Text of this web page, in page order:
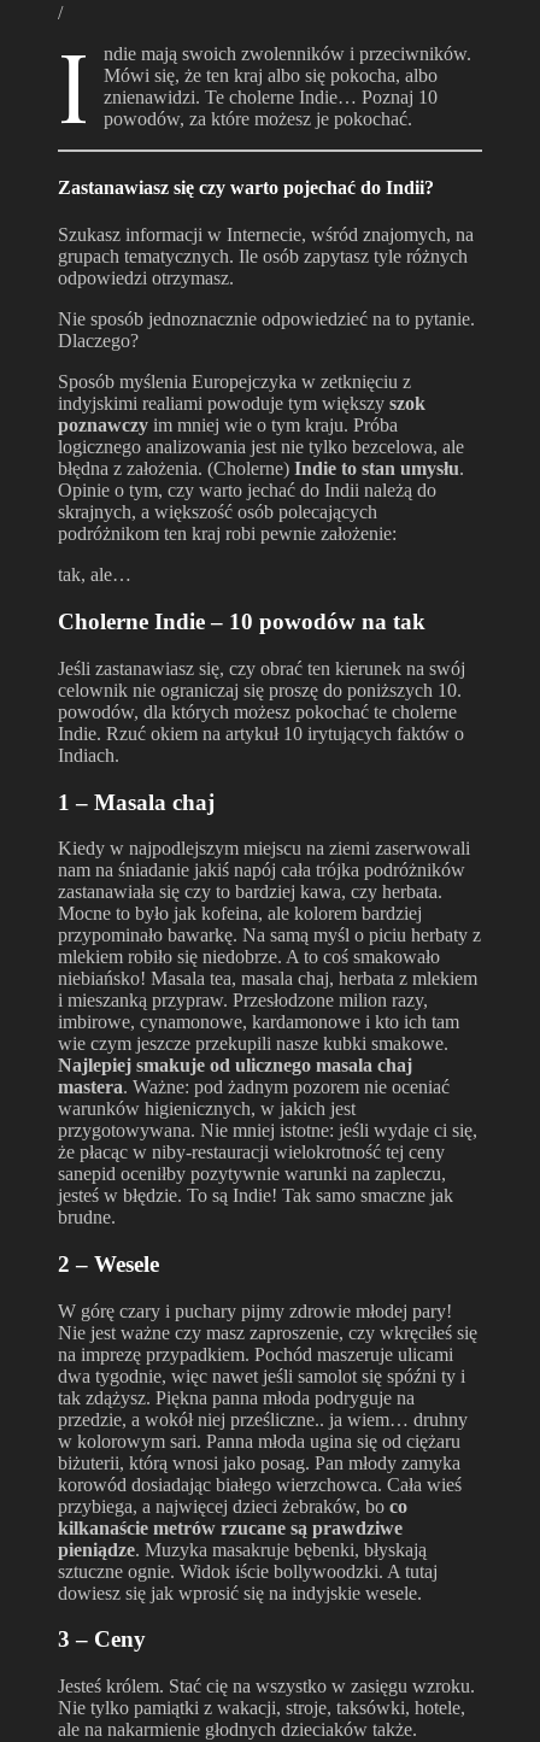
/
I
ndie mają swoich zwolenników i przeciwników.
Mówi się, że ten kraj albo się pokocha, albo
znienawidzi. Te cholerne Indie… Poznaj 10
powodów, za które możesz je pokochać.
Zastanawiasz się czy warto pojechać do Indii?
Szukasz informacji w Internecie, wśród znajomych, na
grupach tematycznych. Ile osób zapytasz tyle różnych
odpowiedzi otrzymasz.
Nie sposób jednoznacznie odpowiedzieć na to pytanie.
Dlaczego?
Sposób myślenia Europejczyka w zetknięciu z
indyjskimi realiami powoduje tym większy szok
poznawczy im mniej wie o tym kraju. Próba
logicznego analizowania jest nie tylko bezcelowa, ale
błędna z założenia. (Cholerne) Indie to stan umysłu.
Opinie o tym, czy warto jechać do Indii należą do
skrajnych, a większość osób polecających
podróżnikom ten kraj robi pewnie założenie:
tak, ale…
Cholerne Indie – 10 powodów na tak
Jeśli zastanawiasz się, czy obrać ten kierunek na swój
celownik nie ograniczaj się proszę do poniższych 10.
powodów, dla których możesz pokochać te cholerne
Indie. Rzuć okiem na artykuł 10 irytujących faktów o
Indiach.
1 – Masala chaj
Kiedy w najpodlejszym miejscu na ziemi zaserwowali
nam na śniadanie jakiś napój cała trójka podróżników
zastanawiała się czy to bardziej kawa, czy herbata.
Mocne to było jak kofeina, ale kolorem bardziej
przypominało bawarkę. Na samą myśl o piciu herbaty z
mlekiem robiło się niedobrze. A to coś smakowało
niebiańsko! Masala tea, masala chaj, herbata z mlekiem
i mieszanką przypraw. Przesłodzone milion razy,
imbirowe, cynamonowe, kardamonowe i kto ich tam
wie czym jeszcze przekupili nasze kubki smakowe.
Najlepiej smakuje od ulicznego masala chaj
mastera. Ważne: pod żadnym pozorem nie oceniać
warunków higienicznych, w jakich jest
przygotowywana. Nie mniej istotne: jeśli wydaje ci się,
że płacąc w niby-restauracji wielokrotność tej ceny
sanepid oceniłby pozytywnie warunki na zapleczu,
jesteś w błędzie. To są Indie! Tak samo smaczne jak
brudne.
2 – Wesele
W górę czary i puchary pijmy zdrowie młodej pary!
Nie jest ważne czy masz zaproszenie, czy wkręciłeś się
na imprezę przypadkiem. Pochód maszeruje ulicami
dwa tygodnie, więc nawet jeśli samolot się spóźni ty i
tak zdążysz. Piękna panna młoda podryguje na
przedzie, a wokół niej prześliczne.. ja wiem… druhny
w kolorowym sari. Panna młoda ugina się od ciężaru
biżuterii, którą wnosi jako posag. Pan młody zamyka
korowód dosiadając białego wierzchowca. Cała wieś
przybiega, a najwięcej dzieci żebraków, bo co
kilkanaście metrów rzucane są prawdziwe
pieniądze. Muzyka masakruje bębenki, błyskają
sztuczne ognie. Widok iście bollywoodzki. A tutaj
dowiesz się jak wprosić się na indyjskie wesele.
3 – Ceny
Jesteś królem. Stać cię na wszystko w zasięgu wzroku.
Nie tylko pamiątki z wakacji, stroje, taksówki, hotele,
ale na nakarmienie głodnych dzieciaków także.